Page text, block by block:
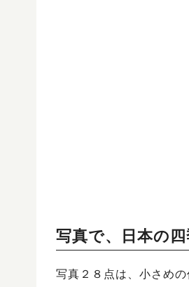
写真で、日本の
写真２８点は、小さめ